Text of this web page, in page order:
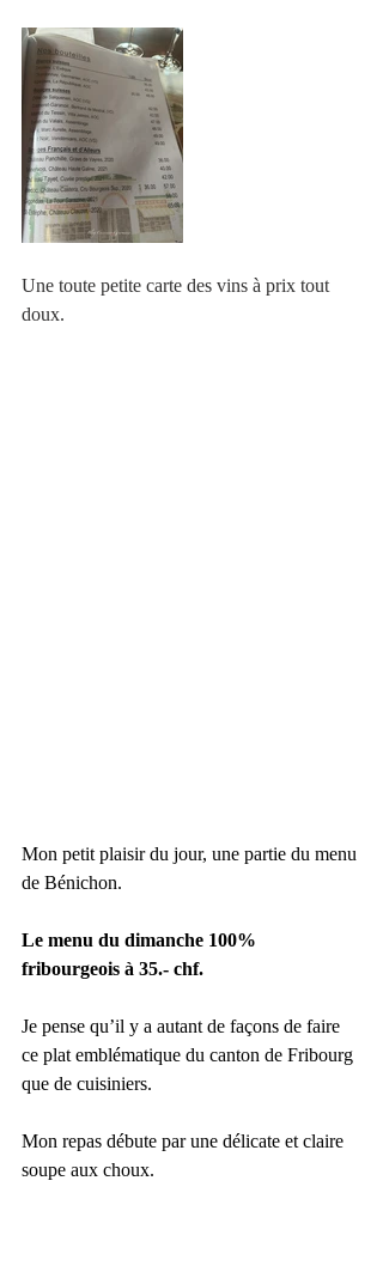
Une toute petite carte des vins à prix tout
doux.
Mon petit plaisir du jour, une partie du menu
de Bénichon.
Le menu du dimanche 100%
fribourgeois à 35.- chf.
Je pense qu’il y a autant de façons de faire
ce plat emblématique du canton de Fribourg
que de cuisiniers.
Mon repas débute par une délicate et claire
soupe aux choux.